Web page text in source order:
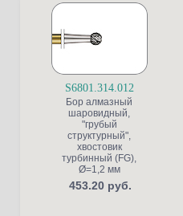
S6801.314.012
Бор алмазный
шаровидный,
"грубый
структурный",
хвостовик
турбинный (FG),
Ø=1,2 мм
453.20 руб.